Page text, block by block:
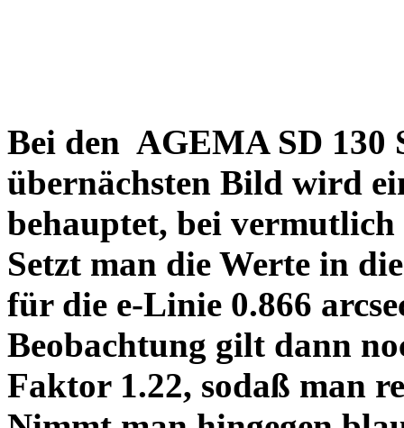
Bei den AGEMA SD 130
übernächsten Bild wird
behauptet, bei vermutlich
Setzt man die Werte in
für die e-Linie 0.866
Beobachtung gilt dann
Faktor 1.22, sodaß man